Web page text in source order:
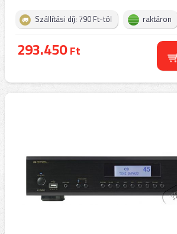
Szállítási díj: 790 Ft-tól raktáron
293.450Ft